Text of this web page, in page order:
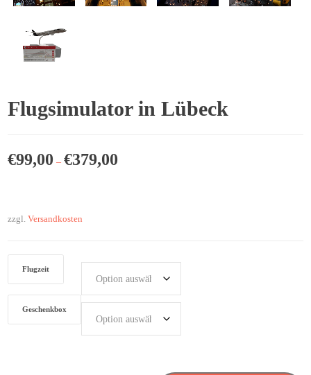
Flugsimulator in Lübeck
€99,00 –€379,00
zzgl.Versandkosten
Flugzeit
Geschenkbox